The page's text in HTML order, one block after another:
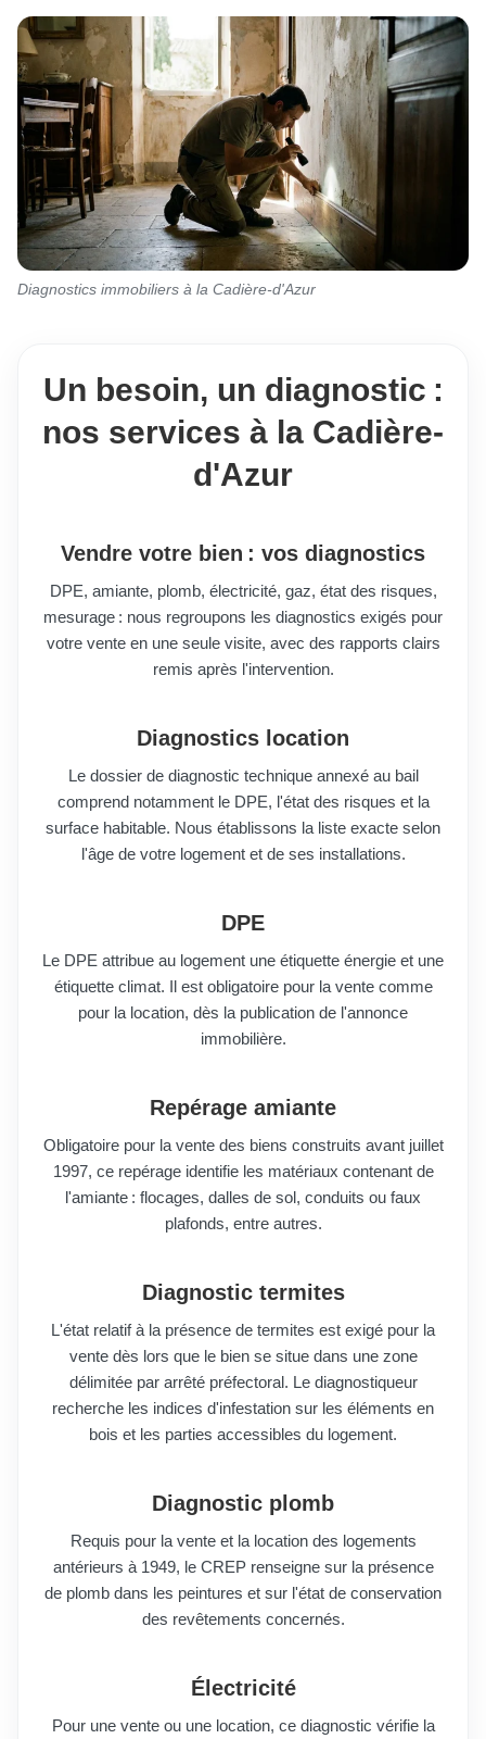
Diagnostics immobiliers à la Cadière-d'Azur
Un besoin, un diagnostic :
nos services à la Cadière-
d'Azur
Vendre votre bien : vos diagnostics
DPE, amiante, plomb, électricité, gaz, état des risques,
mesurage : nous regroupons les diagnostics exigés pour
votre vente en une seule visite, avec des rapports clairs
remis après l'intervention.
Diagnostics location
Le dossier de diagnostic technique annexé au bail
comprend notamment le DPE, l'état des risques et la
surface habitable. Nous établissons la liste exacte selon
l'âge de votre logement et de ses installations.
DPE
Le DPE attribue au logement une étiquette énergie et une
étiquette climat. Il est obligatoire pour la vente comme
pour la location, dès la publication de l'annonce
immobilière.
Repérage amiante
Obligatoire pour la vente des biens construits avant juillet
1997, ce repérage identifie les matériaux contenant de
l'amiante : flocages, dalles de sol, conduits ou faux
plafonds, entre autres.
Diagnostic termites
L'état relatif à la présence de termites est exigé pour la
vente dès lors que le bien se situe dans une zone
délimitée par arrêté préfectoral. Le diagnostiqueur
recherche les indices d'infestation sur les éléments en
bois et les parties accessibles du logement.
Diagnostic plomb
Requis pour la vente et la location des logements
antérieurs à 1949, le CREP renseigne sur la présence
de plomb dans les peintures et sur l'état de conservation
des revêtements concernés.
Électricité
Pour une vente ou une location, ce diagnostic vérifie la